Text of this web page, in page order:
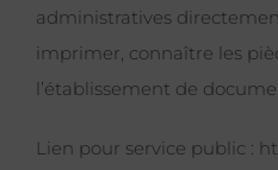
administratives
imprimer, connaître les
l’établissement de
Lien pour service public :